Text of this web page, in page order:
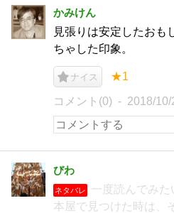
かみけん
見張りは安定したおも
ちゃした印象。
ナイス ★1
コメント(0) 2018/10/
びわ
ネタバレ
一度読んでみ
本屋で見つけた時は、